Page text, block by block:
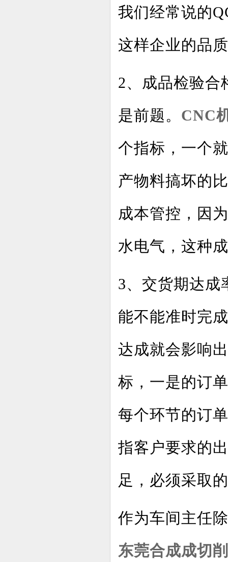
我们经常说的
这样企业的品
2、成品检验合
是前题。 CNC
个指标，一个
产物料搞坏的
成本管控，因
水电气，这种
3、交货期达成
能不能准时完
达成就会影响
标，一是的订
每个环节的订
指客户要求的
足，必须采取
作为车间主任
东莞合成成切